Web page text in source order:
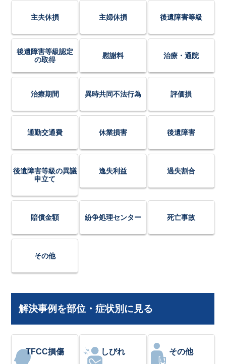
主夫休損 主婦休損 後遺障害等級
後遺障害等級認定
の取得
慰謝料 治療・通院
治療期間 異時共同不法行為 評価損
通勤交通費 休業損害 後遺障害
後遺障害等級の異議
申立て
逸失利益 過失割合
賠償金額 紛争処理センター 死亡事故
その他
解決事例を部位・症状別に見る
TFCC損傷 しびれ その他